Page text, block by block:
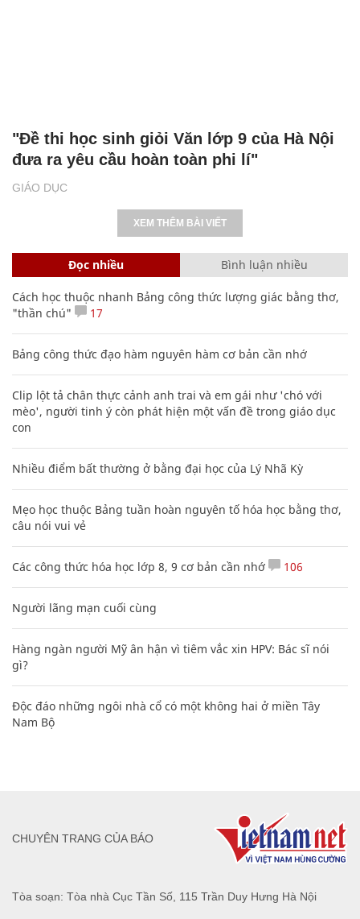
GIÁO DỤC
"Đề thi học sinh giỏi Văn lớp 9 của Hà Nội
đưa ra yêu cầu hoàn toàn phi lí"
XEM THÊM BÀI VIẾT
Đọc nhiều Bình luận nhiều
Cách học thuộc nhanh Bảng công thức lượng giác bằng thơ,
"thần chú"
17
Bảng công thức đạo hàm nguyên hàm cơ bản cần nhớ
Clip lột tả chân thực cảnh anh trai và em gái như 'chó với
mèo', người tinh ý còn phát hiện một vấn đề trong giáo dục
con
Nhiều điểm bất thường ở bằng đại học của Lý Nhã Kỳ
Mẹo học thuộc Bảng tuần hoàn nguyên tố hóa học bằng thơ,
câu nói vui vẻ
Các công thức hóa học lớp 8, 9 cơ bản cần nhớ 106
Người lãng mạn cuối cùng
Hàng ngàn người Mỹ ân hận vì tiêm vắc xin HPV: Bác sĩ nói
gì?
Độc đáo những ngôi nhà cổ có một không hai ở miền Tây
Nam Bộ
Tòa soạn: Tòa nhà Cục Tần Số, 115 Trần Duy Hưng Hà Nội
CHUYÊN TRANG CỦA BÁO